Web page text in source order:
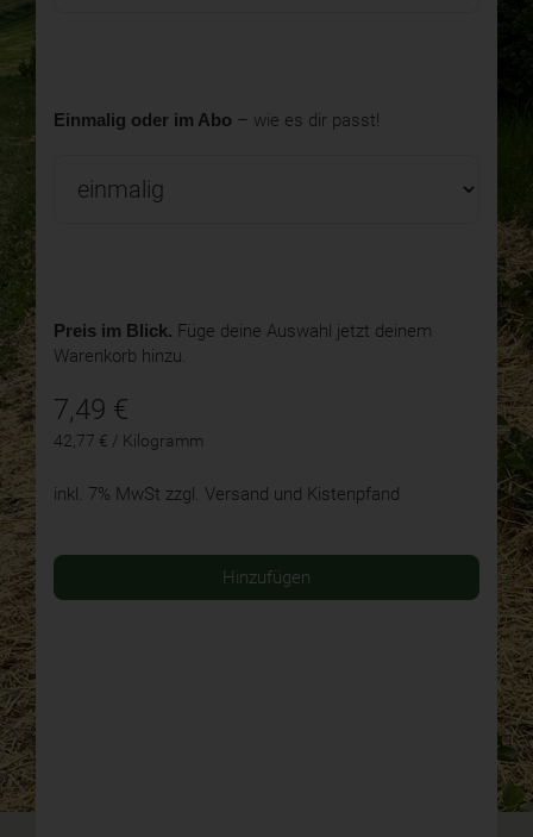
Einmalig oder im Abo – wie es dir passt!
Preis im Blick. Füge deine Auswahl jetzt deinem
Warenkorb hinzu.
7,49 €
42,77 € / Kilogramm
inkl. 7% MwSt zzgl. Versand und Kistenpfand
Hinzufügen